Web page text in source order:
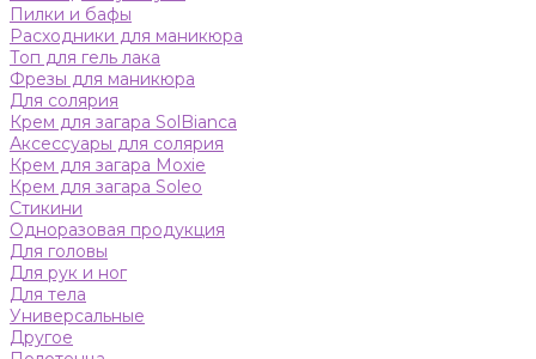
Пилки и бафы
Расходники для маникюра
Топ для гель лака
Фрезы для маникюра
Для солярия
Крем для загара SolBianca
Аксессуары для солярия
Крем для загара Moxie
Крем для загара Soleo
Стикини
Одноразовая продукция
Для головы
Для рук и ног
Для тела
Универсальные
Другое